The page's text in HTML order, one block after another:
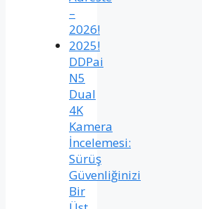
–
2026!
2025!
DDPai
N5
Dual
4K
Kamera
İncelemesi:
Sürüş
Güvenliğinizi
Bir